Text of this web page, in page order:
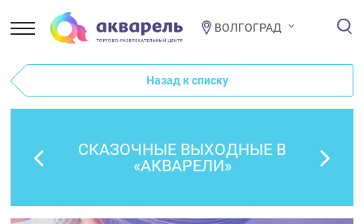
ВОЛГОГРАД
Назад к списку
СКАЗОЧНЫЕ ВЫХОДНЫЕ В
«АКВАРЕЛИ»